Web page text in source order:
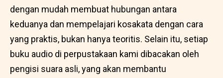
dengan mudah membuat hubungan antara
keduanya dan mempelajari kosakata dengan cara
yang praktis, bukan hanya teoritis. Selain itu, setiap
buku audio di perpustakaan kami dibacakan oleh
pengisi suara asli, yang akan membantu